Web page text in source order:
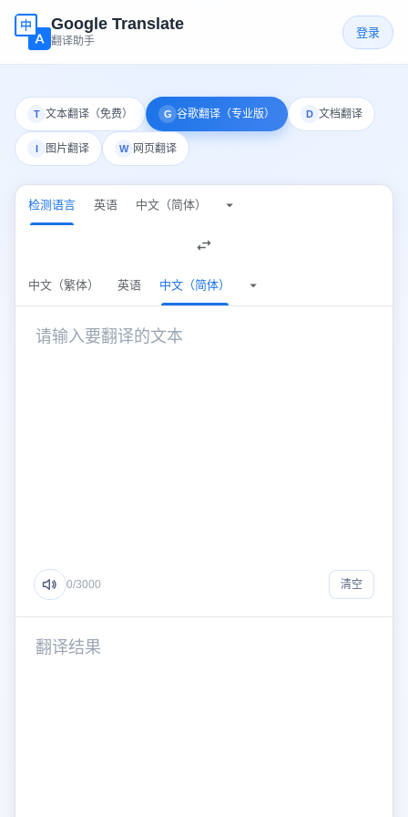
Google Translate
翻译助手
登录
T 文本翻译（免费） G 谷歌翻译（专业版） D 文档翻译
I 图片翻译 W 网页翻译
检测语言 英语 中文（简体）
检测语言
中文（繁体） 英语 中文（简体）
中文（简体）
0/3000 清空